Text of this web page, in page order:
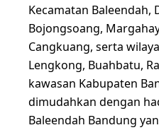
Kecamatan Baleendah,
Bojongsoang,
Cangkuang, serta
Lengkong, Buahbatu,
kawasan Kabupaten
dimudahkan dengan
Baleendah Bandung